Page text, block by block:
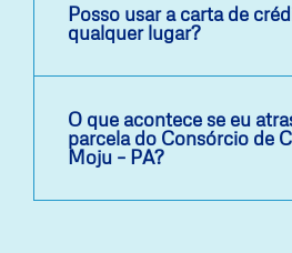
Posso usar a carta de
qualquer lugar?
O que acontece se eu
parcela do Consórcio de
Moju – PA?